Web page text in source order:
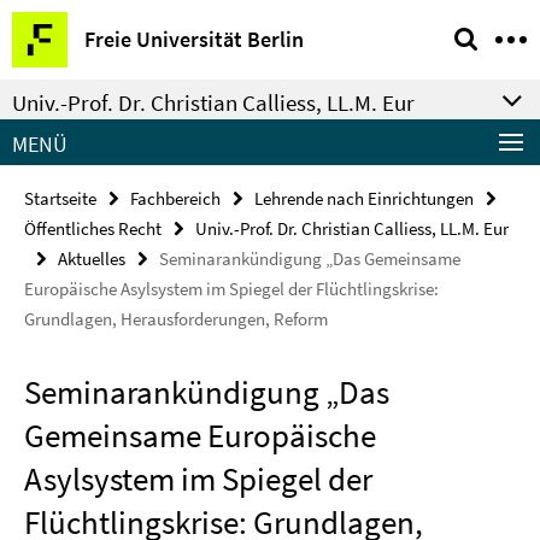
Springe
direkt
zu
Inhalt
Freie Universität Berlin
Service-
Navigation
Univ.-Prof. Dr. Christian Calliess, LL.M. Eur
MENÜ
Startseite Fachbereich
Lehrende nach Einrichtungen
Öffentliches Recht
Univ.-Prof. Dr. Christian Calliess, LL.M. Eur
Aktuelles
Seminarankündigung „Das Gemeinsame
Europäische Asylsystem im Spiegel der Flüchtlingskrise:
Grundlagen, Herausforderungen, Reform
Seminarankündigung „Das
Gemeinsame Europäische
Asylsystem im Spiegel der
Flüchtlingskrise: Grundlagen,